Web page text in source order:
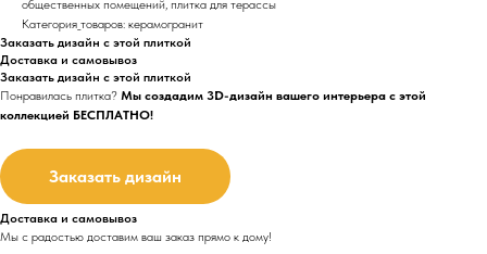
общественных помещений, плитка для терассы
Категория_товаров: керамогранит
Заказать дизайн с этой плиткой
Доставка и самовывоз
Заказать дизайн с этой плиткой
Понравилась плитка? Мы создадим 3D-дизайн вашего интерьера с этой
коллекцией БЕСПЛАТНО!
Заказать дизайн
Доставка и самовывоз
Мы с радостью доставим ваш заказ прямо к дому!